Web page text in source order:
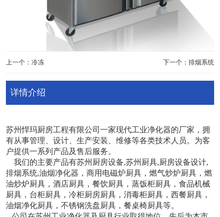
上一个：冷冻 下一个：排烟系统
详情介绍
苏州悍玛厨房工程有限公司一家现代工业净化器的厂家，拥
有从事管理、设计、生产安装、维修等各类技术人员。为客
户提供一系列产品及售后服务。
我们的主要产品有苏州厨房设备,苏州厨具,厨房设备设计,
排烟系统,油烟净化器，商用电磁炉厨具，燃气炒炉厨具，燃
油炒炉厨具，酒店厨具，餐饮厨具，蒸饭柜厨具，食品机械
厨具，台柜厨具，冷柜厨房厨具，消毒柜厨具，西餐厨具，
油烟净化厨具，不锈钢洗盘厨具，餐桌椅厨具等。